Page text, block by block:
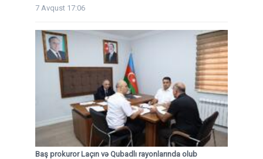
7 Avqust 17:06
Baş prokuror Laçın və Qubadlı rayonlarında olub